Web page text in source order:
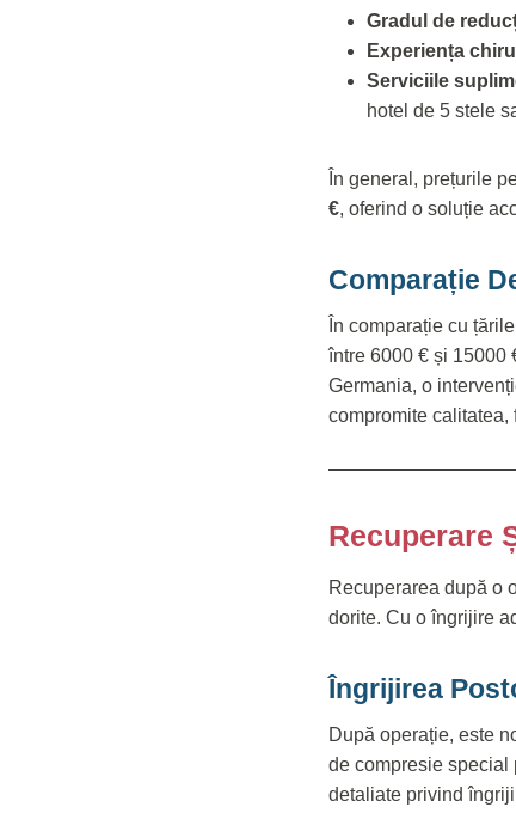
Gradul de
Experiența
Serviciile
hotel de 5 stele
În general, prețurile
€, oferind o soluție
Comparație
În comparație cu
între 6000 € și 15000
Germania, o
compromite calitatea,
Recuperare
Recuperarea după o
dorite. Cu o îngrijire
Îngrijirea
După operație, este
de compresie special
detaliate privind